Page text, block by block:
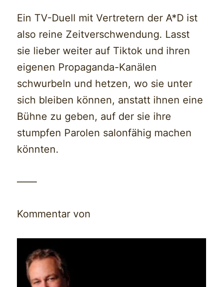
Ein TV-Duell mit Vertretern der A*D ist
also reine Zeitverschwendung. Lasst
sie lieber weiter auf Tiktok und ihren
eigenen Propaganda-Kanälen
schwurbeln und hetzen, wo sie unter
sich bleiben können, anstatt ihnen eine
Bühne zu geben, auf der sie ihre
stumpfen Parolen salonfähig machen
könnten.
——
Kommentar von